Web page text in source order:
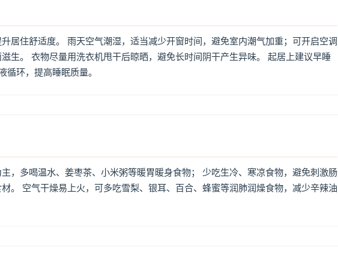
居住舒适度。 雨天空气潮湿，适当减少开窗时间，避免室内潮气加重；可开启空调
生。 衣物尽量用洗衣机甩干后晾晒，避免长时间阴干产生异味。 起居上建议早睡
环，提高睡眠质量。
，多喝温水、姜枣茶、小米粥等暖胃暖身食物； 少吃生冷、寒凉食物，避免刺激肠
。 空气干燥易上火，可多吃雪梨、银耳、百合、蜂蜜等润肺润燥食物，减少辛辣油